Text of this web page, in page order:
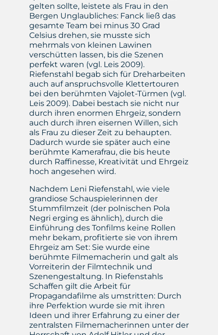
gelten sollte, leistete als Frau in den
Bergen Unglaubliches: Fanck ließ das
gesamte Team bei minus 30 Grad
Celsius drehen, sie musste sich
mehrmals von kleinen Lawinen
verschütten lassen, bis die Szenen
perfekt waren (vgl. Leis 2009).
Riefenstahl begab sich für Dreharbeiten
auch auf anspruchsvolle Klettertouren
bei den berühmten Vajolet-Türmen (vgl.
Leis 2009). Dabei bestach sie nicht nur
durch ihren enormen Ehrgeiz, sondern
auch durch ihren eisernen Willen, sich
als Frau zu dieser Zeit zu behaupten.
Dadurch wurde sie später auch eine
berühmte Kamerafrau, die bis heute
durch Raffinesse, Kreativität und Ehrgeiz
hoch angesehen wird.
Nachdem Leni Riefenstahl, wie viele
grandiose Schauspielerinnen der
Stummfilmzeit (der polnischen Pola
Negri erging es ähnlich), durch die
Einführung des Tonfilms keine Rollen
mehr bekam, profitierte sie von ihrem
Ehrgeiz am Set: Sie wurde eine
berühmte Filmemacherin und galt als
Vorreiterin der Filmtechnik und
Szenengestaltung. In Riefenstahls
Schaffen gilt die Arbeit für
Propagandafilme als umstritten: Durch
ihre Perfektion wurde sie mit ihren
Ideen und ihrer Erfahrung zu einer der
zentralsten Filmemacherinnen unter der